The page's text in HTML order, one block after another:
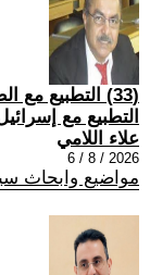
(33) التطبيع
التطبيع مع
علاء اللامي
2026 / 8 / 6
مواضيع وابحاث